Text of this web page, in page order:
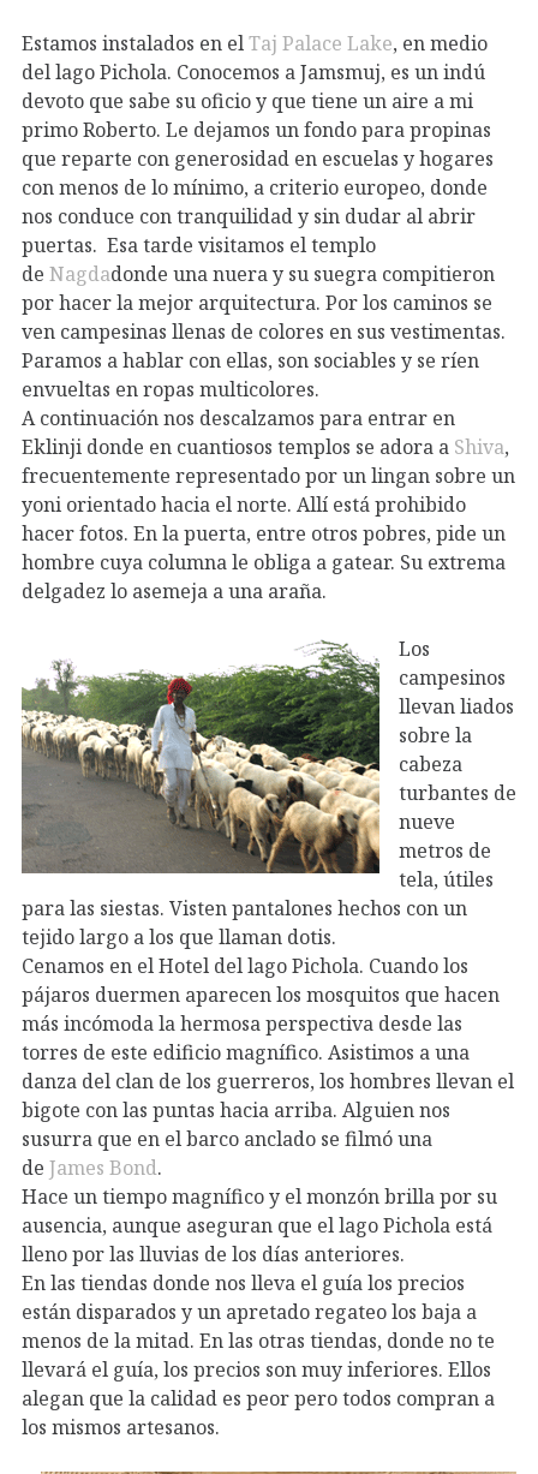
Estamos instalados en elTaj Palace Lake, en medio
del lago Pichola. Conocemos a Jamsmuj, es un indú
devoto que sabe su oficio y que tiene un aire a mi
primo Roberto. Le dejamos un fondo para propinas
que reparte con generosidad en escuelas y hogares
con menos de lo mínimo, a criterio europeo, donde
nos conduce con tranquilidad y sin dudar al abrir
puertas. Esa tarde visitamos el templo
de Nagdadonde una nuera y su suegra compitieron
por hacer la mejor arquitectura. Por los caminos se
ven campesinas llenas de colores en sus vestimentas.
Paramos a hablar con ellas, son sociables y se ríen
envueltas en ropas multicolores.
A continuación nos descalzamos para entrar en
Eklinji donde en cuantiosos templos se adora a Shiva,
frecuentemente representado por un lingan sobre un
yoni orientado hacia el norte. Allí está prohibido
hacer fotos. En la puerta, entre otros pobres, pide un
hombre cuya columna le obliga a gatear. Su extrema
delgadez lo asemeja a una araña.
Los
campesinos
llevan liados
sobre la
cabeza
turbantes de
nueve
metros de
tela, útiles
para las siestas. Visten pantalones hechos con un
tejido largo a los que llaman dotis.
Cenamos en el Hotel del lago Pichola. Cuando los
pájaros duermen aparecen los mosquitos que hacen
más incómoda la hermosa perspectiva desde las
torres de este edificio magnífico. Asistimos a una
danza del clan de los guerreros, los hombres llevan el
bigote con las puntas hacia arriba. Alguien nos
susurra que en el barco anclado se filmó una
de James Bond.
Hace un tiempo magnífico y el monzón brilla por su
ausencia, aunque aseguran que el lago Pichola está
lleno por las lluvias de los días anteriores.
En las tiendas donde nos lleva el guía los precios
están disparados y un apretado regateo los baja a
menos de la mitad. En las otras tiendas, donde no te
llevará el guía, los precios son muy inferiores. Ellos
alegan que la calidad es peor pero todos compran a
los mismos artesanos.